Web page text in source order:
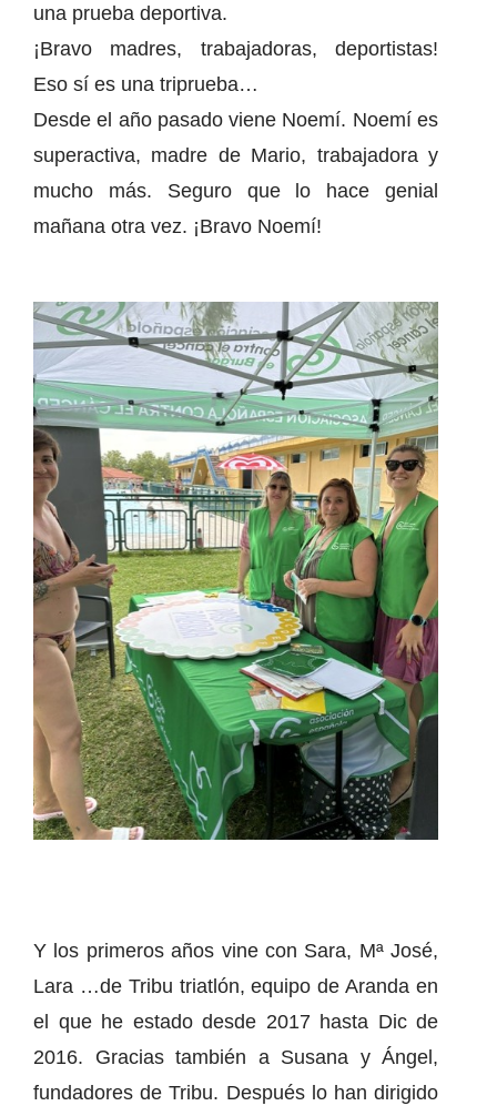
una prueba deportiva.
¡Bravo madres, trabajadoras, deportistas!
Eso sí es una triprueba…
Desde el año pasado viene Noemí. Noemí es
superactiva, madre de Mario, trabajadora y
mucho más. Seguro que lo hace genial
mañana otra vez. ¡Bravo Noemí!
Y los primeros años vine con Sara, Mª José,
Lara …de Tribu triatlón, equipo de Aranda en
el que he estado desde 2017 hasta Dic de
2016. Gracias también a Susana y Ángel,
fundadores de Tribu. Después lo han dirigido